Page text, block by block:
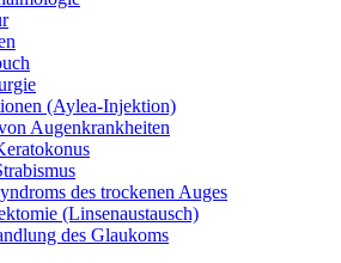
(Aylea-Injektion)
Augenkrankheiten
des trockenen Auges
(Linsenaustausch)
des Glaukoms